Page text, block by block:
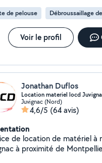
de pelouse Débroussaillage
Voir le profil
Jonathan Duflos
Location materiel locd Juvigna
Juvignac (Nord)
4,6/5 (64 avis)
de location de matériel à
à proximité de Montpellier.